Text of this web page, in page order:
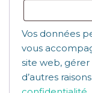
Vos données
vous
site web,
d’autres